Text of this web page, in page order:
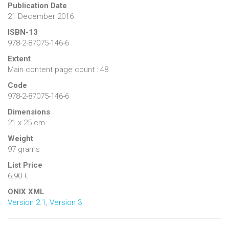
CeCourrier hebdomadaire
les entreprises internationales introduisent les pratiques de
salaire variable au niveau de leurs filiales belges. Sur la base
implantées en Belgique, l’étude identifie les facteurs qui
contribuent au développement de ces pratiques. M. Van den
broeck montre que, à l’influence de la maison mère et du
groupe multinational, s’ajoute celle de l’environnement
Publication Date
21 December 2016
ISBN-13
978-2-87075-146-6
Extent
Main content page count : 48
Code
978-2-87075-146-6
Dimensions
21 x 25 cm
Weight
97 grams
List Price
6.90 €
ONIX XML
Version 2.1 Version 3